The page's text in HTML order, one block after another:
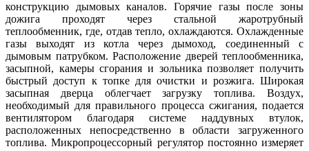
конструкцию дымовых каналов. Горячие газы после зоны
дожига проходят через стальной жаротрубный
теплообменник, где, отдав тепло, охлаждаются. Охлажденные
газы выходят из котла через дымоход, соединенный с
дымовым патрубком. Расположение дверей теплообменника,
засыпной, камеры сгорания и зольника позволяет получить
быстрый доступ к топке для очистки и розжига. Широкая
засыпная дверца облегчает загрузку топлива. Воздух,
необходимый для правильного процесса сжигания, подается
вентилятором благодаря системе наддувных втулок,
расположенных непосредственно в области загруженного
топлива. Микропроцессорный регулятор постоянно измеряет